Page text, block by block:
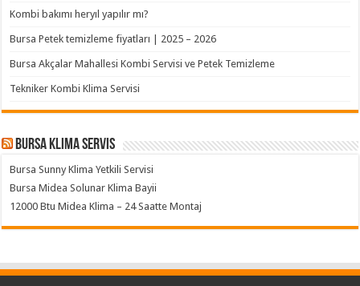
Kombi bakımı heryıl yapılır mı?
Bursa Petek temizleme fiyatları | 2025 – 2026
Bursa Akçalar Mahallesi Kombi Servisi ve Petek Temizleme
Tekniker Kombi Klima Servisi
Bursa klima servis
Bursa Sunny Klima Yetkili Servisi
Bursa Midea Solunar Klima Bayii
12000 Btu Midea Klima – 24 Saatte Montaj